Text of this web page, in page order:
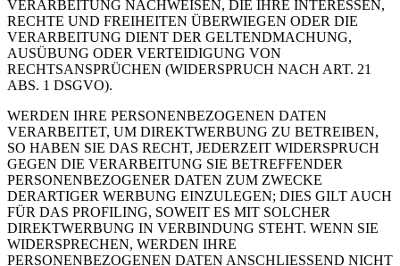
VERARBEITUNG NACHWEISEN, DIE IHRE INTERESSEN,
RECHTE UND FREIHEITEN ÜBERWIEGEN ODER DIE
VERARBEITUNG DIENT DER GELTENDMACHUNG,
AUSÜBUNG ODER VERTEIDIGUNG VON
RECHTSANSPRÜCHEN (WIDERSPRUCH NACH ART. 21
ABS. 1 DSGVO).
WERDEN IHRE PERSONENBEZOGENEN DATEN
VERARBEITET, UM DIREKTWERBUNG ZU BETREIBEN,
SO HABEN SIE DAS RECHT, JEDERZEIT WIDERSPRUCH
GEGEN DIE VERARBEITUNG SIE BETREFFENDER
PERSONENBEZOGENER DATEN ZUM ZWECKE
DERARTIGER WERBUNG EINZULEGEN; DIES GILT AUCH
FÜR DAS PROFILING, SOWEIT ES MIT SOLCHER
DIREKTWERBUNG IN VERBINDUNG STEHT. WENN SIE
WIDERSPRECHEN, WERDEN IHRE
PERSONENBEZOGENEN DATEN ANSCHLIESSEND NICHT